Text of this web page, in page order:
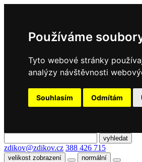
Používáme
Tyto webové stránky
analýzy návštěvnosti
Souhlasím Odmítám
zdikov@zdikov.cz 388 426 715
velikost zobrazení normální